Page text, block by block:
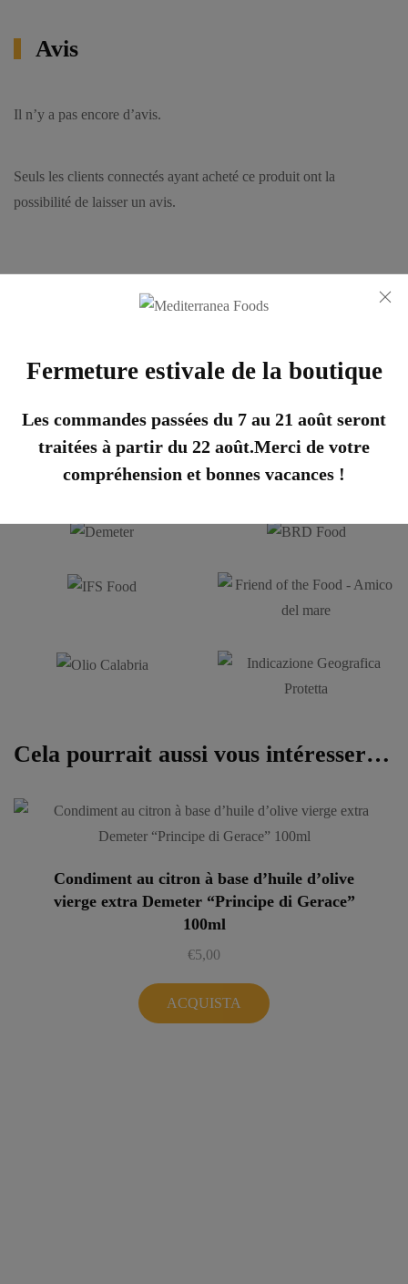
Avis
Il n’y a pas encore d’avis.
Seuls les clients connectés ayant acheté ce produit ont la
possibilité de laisser un avis.
ont également acheté:
Découvrez les certifications
Cela pourrait aussi vous intéresser…
Condiment au citron à base d’huile d’olive
vierge extra Demeter “Principe di Gerace”
100ml
€5,00
ACQUISTA
Fermeture estivale de la boutique
Les commandes passées du 7 au 21 août seront
traitées à partir du 22 août.Merci de votre
compréhension et bonnes vacances !